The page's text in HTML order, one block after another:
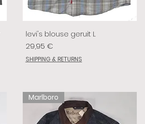
levi's blouse geruit L
Preis
29,95 €
SHIPPING & RETURNS
Marlboro